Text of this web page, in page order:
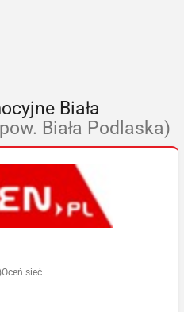
Biała
Biała Podlaska)
Oceń sieć